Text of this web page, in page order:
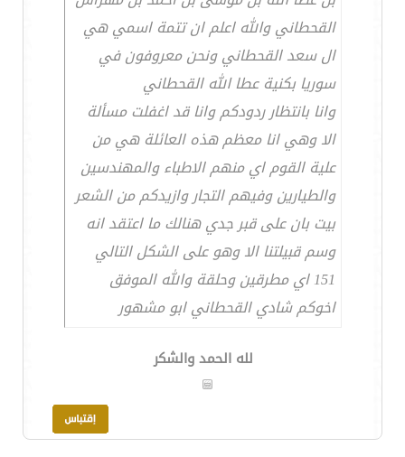
القحطاني والله اعلم ان تتمة اسمي هي
ال سعد القحطاني ونحن معروفون في
سوريا بكنية عطا الله القحطاني
وانا بانتظار ردودكم وانا قد اغفلت مسألة
الا وهي انا معظم هذه العائلة هي من
علية القوم اي منهم الاطباء والمهندسين
والطيارين وفيهم التجار وازيدكم من الشعر
بيت بان على قبر جدي هنالك ما اعتقد انه
وسم قبيلتنا الا وهو على الشكل التالي
151 اي مطرقين وحلقة والله الموفق
اخوكم شادي القحطاني ابو مشهور
لله الحمد والشكر